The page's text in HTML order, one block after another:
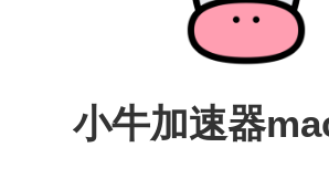
小牛加速器